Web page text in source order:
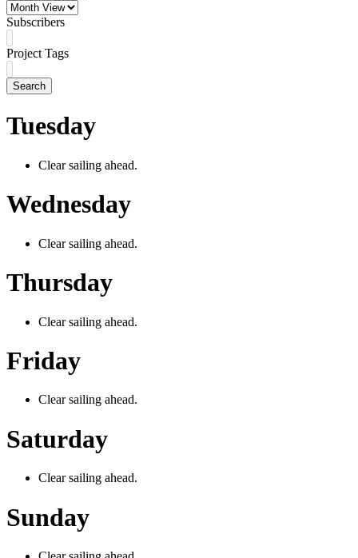
Subscribers
Project Tags
Search
Tuesday
Clear sailing ahead.
Wednesday
Clear sailing ahead.
Thursday
Clear sailing ahead.
Friday
Clear sailing ahead.
Saturday
Clear sailing ahead.
Sunday